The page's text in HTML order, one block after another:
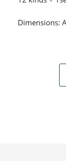
Dimensions: